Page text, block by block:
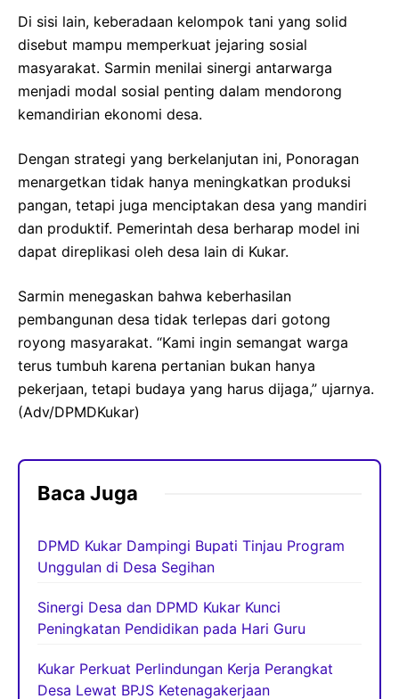
Di sisi lain, keberadaan kelompok tani yang solid
disebut mampu memperkuat jejaring sosial
masyarakat. Sarmin menilai sinergi antarwarga
menjadi modal sosial penting dalam mendorong
kemandirian ekonomi desa.
Dengan strategi yang berkelanjutan ini, Ponoragan
menargetkan tidak hanya meningkatkan produksi
pangan, tetapi juga menciptakan desa yang mandiri
dan produktif. Pemerintah desa berharap model ini
dapat direplikasi oleh desa lain di Kukar.
Sarmin menegaskan bahwa keberhasilan
pembangunan desa tidak terlepas dari gotong
royong masyarakat. “Kami ingin semangat warga
terus tumbuh karena pertanian bukan hanya
pekerjaan, tetapi budaya yang harus dijaga,” ujarnya.
(Adv/DPMDKukar)
Baca Juga
DPMD Kukar Dampingi Bupati Tinjau Program
Unggulan di Desa Segihan
Sinergi Desa dan DPMD Kukar Kunci
Peningkatan Pendidikan pada Hari Guru
Kukar Perkuat Perlindungan Kerja Perangkat
Desa Lewat BPJS Ketenagakerjaan